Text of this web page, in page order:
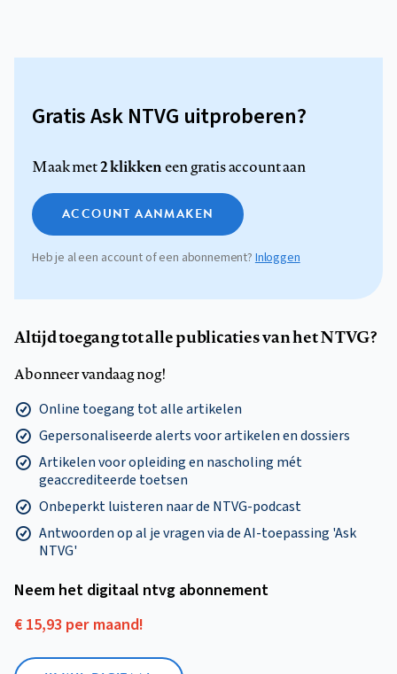
Gratis Ask NTVG uitproberen?
Maak met2 klikkeneen gratis account aan
ACCOUNT AANMAKEN
Heb je al een account of een abonnement? Inloggen
Altijd toegang tot alle publicaties van het NTVG?
Abonneer vandaag nog!
Online toegang tot alle artikelen
Gepersonaliseerde alerts voor artikelen en dossiers
Artikelen voor opleiding en nascholing mét
geaccrediteerde toetsen
Onbeperkt luisteren naar de NTVG-podcast
Antwoorden op al je vragen via de AI-toepassing 'Ask
NTVG'
Neem het digitaal ntvg abonnement
€ 15,93 per maand!